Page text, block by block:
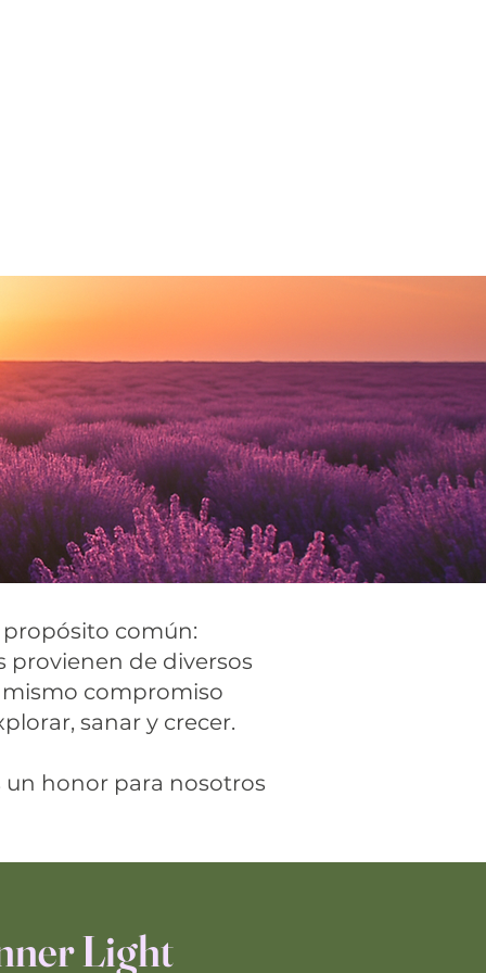
común:
provienen de diversos
compromiso
sanar y crecer.
un honor para nosotros
Light